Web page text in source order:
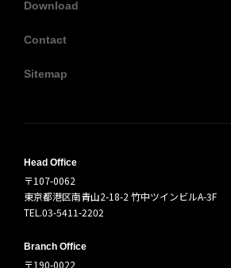
Download
Contact
Sitemap
Head Office
〒107-0062
東京都港区南青山2-18-2 竹中ツインビルA-3F
TEL.03-5411-2202
Branch Office
〒190-0022